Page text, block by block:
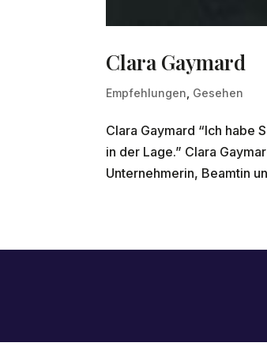
Clara Gaymard
Empfehlungen Gesehen
Clara Gaymard “Ich habe
in der Lage.” Clara
Unternehmerin, Beamtin